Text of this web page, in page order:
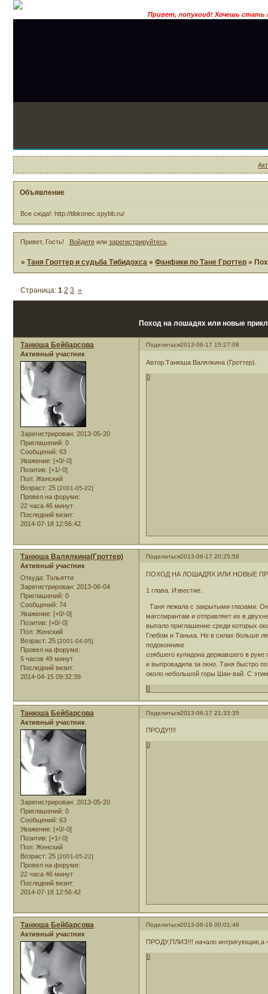
Привет, лопухоид! Хочешь стать магом,
Объявление
Все сюда!: http://tibkonec.spybb.ru/
Привет, Гость! Войдитеили зарегистрируйтесь.
»Таня Гроттер и судьба Тибидохса »Фанфики по Тане Гроттер »
Поход на лошадях или новые
Страница:1 2 3 »
Поделиться2013-06-17 15:27:08
Танюша Бейбарсова
Активный участник
Зарегистрирован: 2013-05-20
Приглашений: 0
Сообщений: 63
Уважение: [+0/-0]
Позитив: [+1/-0]
Пол: Женский
Возраст: 25 [2001-05-22]
Провел на форуме:
22 часа 46 минут
Последний визит:
2014-07-18 12:56:42
Автор:Танюша Валялкина (Гроттер).
0
Поделиться2013-06-17 20:25:58
Танюша Валялкина(Гроттер)
Активный участник
Откуда: Тольятти
Зарегистрирован: 2013-06-04
Приглашений: 0
Сообщений: 74
Уважение: [+0/-0]
Позитив: [+0/-0]
Пол: Женский
Возраст: 25 [2001-04-05]
Провел на форуме:
5 часов 49 минут
Последний визит:
2014-04-15 09:32:39
ПОХОД НА ЛОШАДЯХ ИЛИ НОВЫЕ
1 глава. Известие.
Таня лежала с закрытыми глазами.
магспирантам и отправляет их в
выпало приглашение среди которых
Глебом и Танька. Не в силах больше
подоконнике
озябшего купидона державшего в
и выпровадила за окно. Таня быстро
около небольшой горы Шан-вай. С
0
Поделиться2013-06-17 21:33:35
Танюша Бейбарсова
Активный участник
Зарегистрирован: 2013-05-20
Приглашений: 0
Сообщений: 63
Уважение: [+0/-0]
Позитив: [+1/-0]
Пол: Женский
Возраст: 25 [2001-05-22]
Провел на форуме:
22 часа 46 минут
Последний визит:
2014-07-18 12:56:42
ПРОДУ!!!!
0
Поделиться2013-06-19 00:01:46
Танюша Бейбарсова
Активный участник
ПРОДУ,ПЛИЗ!!! начало интригующие,а
0